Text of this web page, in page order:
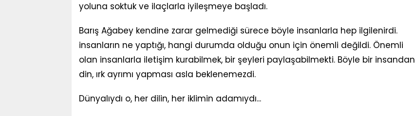
yoluna soktuk ve ilaçlarla iyileşmeye başladı.
Barış Ağabey kendine zarar gelmediği sürece böyle insanlarla hep ilgilenirdi.
insanların ne yaptığı, hangi durumda olduğu onun için önemli değildi. Önemli
olan insanlarla iletişim kurabilmek, bir şeyleri paylaşabilmekti. Böyle bir insandan
din, ırk ayrımı yapması asla beklenemezdi.
Dünyalıydı o, her dilin, her iklimin adamıydı...